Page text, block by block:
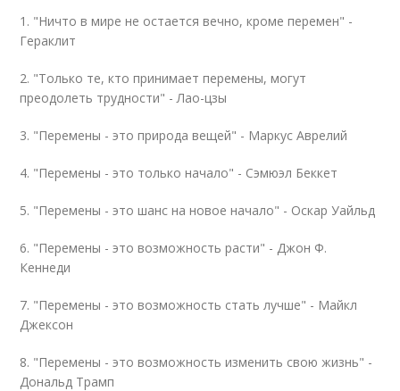
1. "Ничто в мире не остается вечно, кроме перемен" -
Гераклит
2. "Только те, кто принимает перемены, могут
преодолеть трудности" - Лао-цзы
3. "Перемены - это природа вещей" - Маркус Аврелий
4. "Перемены - это только начало" - Сэмюэл Беккет
5. "Перемены - это шанс на новое начало" - Оскар Уайльд
6. "Перемены - это возможность расти" - Джон Ф.
Кеннеди
7. "Перемены - это возможность стать лучше" - Майкл
Джексон
8. "Перемены - это возможность изменить свою жизнь" -
Дональд Трамп